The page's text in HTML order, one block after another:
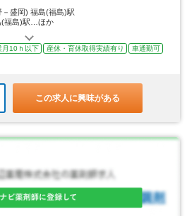
－盛岡) 福島(福島)駅
(福島)駅…ほか
月10ｈ以下 産休・育休取得実績有り
車通勤可
この求人に興味がある